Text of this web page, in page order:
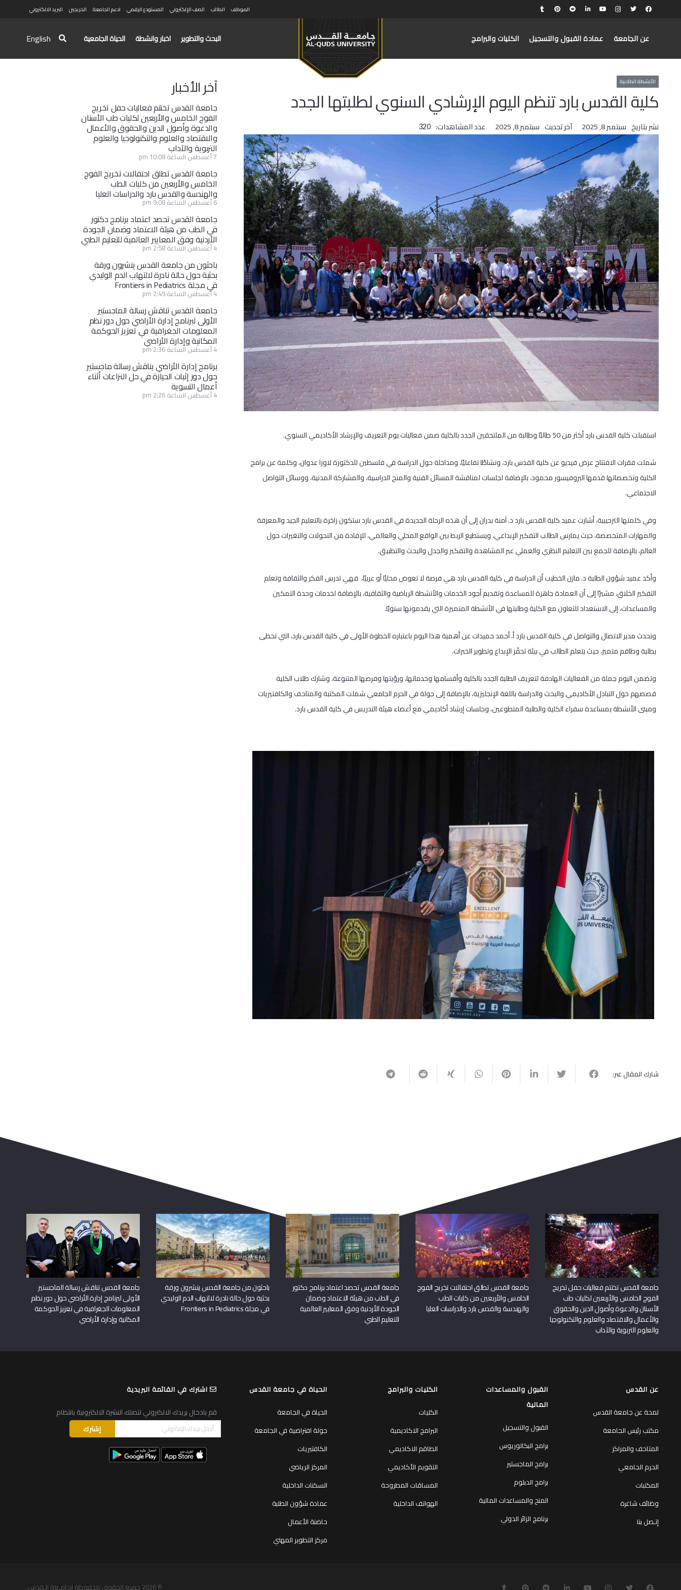
الموظف الطالب الصف الإلكتروني المستودع الرقمي ادعم الجامعة الخريجين البريد الالكتروني
عن الجامعة عمادة القبول والتسجيل الكليات والبرامج البحث والتطوير اخبار وانشطة الحياة الجامعية English
الأنشطة الطلابية
كلية القدس بارد تنظم اليوم الإرشادي السنوي لطلبتها الجدد
نشر بتاريخ سبتمبر 8, 2025 آخر تحديث سبتمبر 8, 2025 عدد المشاهدات: 320
استقبلت كلية القدس بارد أكثر من 50 طالبًا وطالبة من الملتحقين الجدد بالكلية ضمن فعاليات يوم التعريف والإرشاد الأكاديمي السنوي.
شملت فقرات الافتتاح عرض فيديو عن كلية القدس بارد، ونشاطًا تفاعليًا، ومداخلة حول الدراسة في فلسطين للدكتورة لاورا عدوان، وكلمة عن برامج
الكلية وتخصصاتها قدمها البروفيسور محمود، بالإضافة لجلسات لمناقشة المسائل الفنية والمنح الدراسية، والمشاركة المدنية، ووسائل التواصل
الاجتماعي.
وفي كلمتها الترحيبية، أشارت عميد كلية القدس بارد د. آمنة بدران إلى أن هذه الرحلة الجديدة في القدس بارد ستكون زاخرة بالتعليم الجيد والمعرفة
والمهارات المتخصصة، حيث يمارس الطالب التفكير الإبداعي، ويستطيع الربط بين الواقع المحلي والعالمي، للإفادة من التحولات والتغيرات حول
العالم، بالإضافة للجمع بين التعليم النظري والعملي عبر المشاهدة والتفكير والجدل والبحث والتطبيق.
وأكد عميد شؤون الطلبة د. مازن الخطيب أن الدراسة في كلية القدس بارد هي فرصة لا تعوض محليًا أو عربيًا، فهي تدرس الفكر والثقافة وتعلم
التفكير الخلاق، مشيرًا إلى أن العمادة جاهزة للمساعدة وتقديم أجود الخدمات والأنشطة الرياضية والثقافية، بالإضافة لخدمات وحدة التمكين
والمساعدات، إلى الاستعداد للتعاون مع الكلية وطلبتها في الأنشطة المتميزة التي يقدمونها سنويًا.
وتحدث مدير الاتصال والتواصل في كلية القدس بارد أ. أحمد حميدات عن أهمية هذا اليوم باعتباره الخطوة الأولى في كلية القدس بارد، التي تحظى
بطلبة وطاقم متميز، حيث يتعلم الطالب في بيئة تحفّز الإبداع وتطوير الخبرات.
وتضمن اليوم جملة من الفعاليات الهادفة لتعريف الطلبة الجدد بالكلية وأقسامها وخدماتها، ورؤيتها وفرصها المتنوعة، وشارك طلاب الكلية
قصصهم حول التبادل الأكاديمي والبحث والدراسة باللغة الإنجليزية، بالإضافة إلى جولة في الحرم الجامعي شملت المكتبة والمتاحف والكافتيريات
ومبنى الأنشطة بمساعدة سفراء الكلية والطلبة المتطوعين، وجلسات إرشاد أكاديمي مع أعضاء هيئة التدريس في كلية القدس بارد.
شارك المقال عبر:
آخر الأخبار
جامعة القدس تختتم فعاليات حفل تخريج
الفوج الخامس والأربعين لكليات طب الأسنان
والدعوة وأصول الدين والحقوق والأعمال
والاقتصاد والعلوم والتكنولوجيا والعلوم
التربوية والآداب
7 أغسطس الساعة 10:08 pm
جامعة القدس تطلق احتفالات تخريج الفوج
الخامس والأربعين من كليات الطب
والهندسة والقدس بارد والدراسات العليا
6 أغسطس الساعة 9:08 pm
جامعة القدس تحصد اعتماد برنامج دكتور
في الطب من هيئة الاعتماد وضمان الجودة
الأردنية وفق المعايير العالمية للتعليم الطبي
4 أغسطس الساعة 2:58 pm
باحثون من جامعة القدس ينشرون ورقة
بحثية حول حالة نادرة لالتهاب الدم الوليدي
في مجلة Frontiers in Pediatrics
4 أغسطس الساعة 2:49 pm
جامعة القدس تناقش رسالة الماجستير
الأولى لبرنامج إدارة الأراضي حول دور نظم
المعلومات الجغرافية في تعزيز الحوكمة
المكانية وإدارة الأراضي
4 أغسطس الساعة 2:36 pm
برنامج إدارة الأراضي يناقش رسالة ماجستير
حول دور إثبات الحيازة في حل النزاعات أثناء
أعمال التسوية
4 أغسطس الساعة 2:26 pm
جامعة القدس تختتم فعاليات حفل تخريج
الفوج الخامس والأربعين لكليات طب
الأسنان والدعوة وأصول الدين والحقوق
والأعمال والاقتصاد والعلوم والتكنولوجيا
والعلوم التربوية والآداب
جامعة القدس تطلق احتفالات تخريج الفوج
الخامس والأربعين من كليات الطب
والهندسة والقدس بارد والدراسات العليا
جامعة القدس تحصد اعتماد برنامج دكتور
في الطب من هيئة الاعتماد وضمان
الجودة الأردنية وفق المعايير العالمية
للتعليم الطبي
باحثون من جامعة القدس ينشرون ورقة
بحثية حول حالة نادرة لالتهاب الدم الوليدي
في مجلة Frontiers in Pediatrics
جامعة القدس تناقش رسالة الماجستير
الأولى لبرنامج إدارة الأراضي حول دور نظم
المعلومات الجغرافية في تعزيز الحوكمة
المكانية وإدارة الأراضي
عن القدس
لمحة عن جامعة القدس
مكتب رئيس الجامعة
المتاحف والمراكز
الحرم الجامعي
المكتبات
وظائف شاغرة
إتـصل بنا
القبول والمساعدات
المالية
القبول والتسجيل
برامج البكالوريوس
برامج الماجستير
برامج الدبلوم
المنح والمساعدات المالية
برنامج الزائر الدولي
الكليات والبرامج
الكليات
البرامج الاكاديمية
الطاقم الاكاديمي
التقويم الأكاديمي
المساقات المطروحة
الهواتف الداخلية
الحياة في جامعة القدس
الحياة في الجامعة
جولة افتراضية في الجامعة
الكافتيريات
المركز الرياضي
السكنات الداخلية
عمادة شؤون الطلبة
حاضنة الأعمال
مركز التطوير المهني
اشترك في القائمة البريدية
قم بادخال بريدك الالكتروني لتصلك النشرة الالكترونية بانتظام
© 2026 جميع الحقوق محفوظة لجامـعة الـقدس.